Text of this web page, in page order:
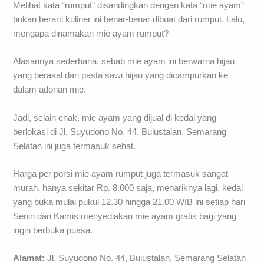
Melihat kata “rumput” disandingkan dengan kata “mie ayam”
bukan berarti kuliner ini benar-benar dibuat dari rumput. Lalu,
mengapa dinamakan mie ayam rumput?
Alasannya sederhana, sebab mie ayam ini berwarna hijau
yang berasal dari pasta sawi hijau yang dicampurkan ke
dalam adonan mie.
Jadi, selain enak, mie ayam yang dijual di kedai yang
berlokasi di Jl. Suyudono No. 44, Bulustalan, Semarang
Selatan ini juga termasuk sehat.
Harga per porsi mie ayam rumput juga termasuk sangat
murah, hanya sekitar Rp. 8.000 saja, menariknya lagi, kedai
yang buka mulai pukul 12.30 hingga 21.00 WIB ini setiap hari
Senin dan Kamis menyediakan mie ayam gratis bagi yang
ingin berbuka puasa.
Alamat: Jl. Suyudono No. 44, Bulustalan, Semarang Selatan